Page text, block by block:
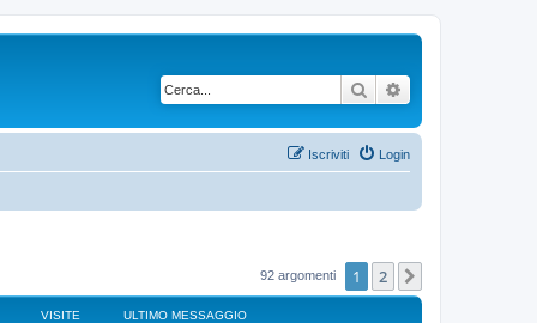
Cerca
Login
Iscriviti
92 argomenti 1 2
VISITE ULTIMO MESSAGGIO